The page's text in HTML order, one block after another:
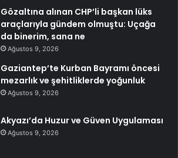
Gözaltına alınan CHP’li başkan lüks
araçlarıyla gündem olmuştu: Uçağa
da binerim, sana ne
Ağustos 9, 2026
Gaziantep’te Kurban Bayramı öncesi
mezarlık ve şehitliklerde yoğunluk
Ağustos 9, 2026
Akyazı’da Huzur ve Güven Uygulaması
Ağustos 9, 2026